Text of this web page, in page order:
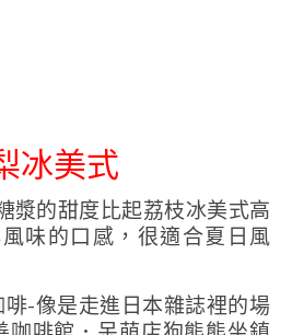
冰美式
漿的甜度比起荔枝冰美式高
味的口感，很適合夏日風